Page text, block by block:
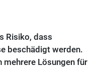
Risiko, dass
beschädigt werden.
mehrere Lösungen für